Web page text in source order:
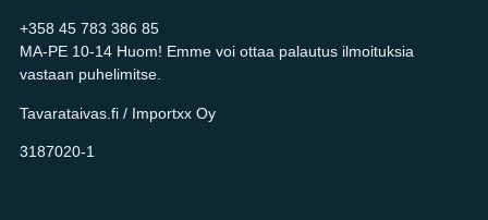
+358 45 783 386 85
MA-PE 10-14 Huom! Emme voi ottaa palautus ilmoituksia
vastaan puhelimitse.
Tavarataivas.fi / Importxx Oy
3187020-1